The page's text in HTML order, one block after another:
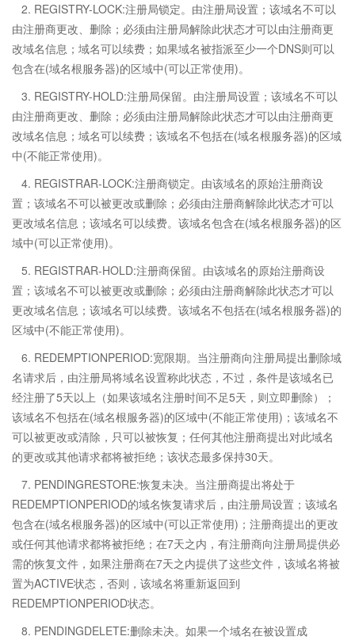
2. REGISTRY-LOCK:注册局锁定。由注册局设置；该域名不可以
由注册商更改、删除；必须由注册局解除此状态才可以由注册商更
改域名信息；域名可以续费；如果域名被指派至少一个DNS则可以
包含在(域名根服务器)的区域中(可以正常使用)。
3. REGISTRY-HOLD:注册局保留。由注册局设置；该域名不可以
由注册商更改、删除；必须由注册局解除此状态才可以由注册商更
改域名信息；域名可以续费；该域名不包括在(域名根服务器)的区域
中(不能正常使用)。
4. REGISTRAR-LOCK:注册商锁定。由该域名的原始注册商设
置；该域名不可以被更改或删除；必须由注册商解除此状态才可以
更改域名信息；该域名可以续费。该域名包含在(域名根服务器)的区
域中(可以正常使用)。
5. REGISTRAR-HOLD:注册商保留。由该域名的原始注册商设
置；该域名不可以被更改或删除；必须由注册商解除此状态才可以
更改域名信息；该域名可以续费。该域名不包括在(域名根服务器)的
区域中(不能正常使用)。
6. REDEMPTIONPERIOD:宽限期。当注册商向注册局提出删除域
名请求后，由注册局将域名设置称此状态，不过，条件是该域名已
经注册了5天以上（如果该域名注册时间不足5天，则立即删除）；
该域名不包括在(域名根服务器)的区域中(不能正常使用)；该域名不
可以被更改或清除，只可以被恢复；任何其他注册商提出对此域名
的更改或其他请求都将被拒绝；该状态最多保持30天。
7. PENDINGRESTORE:恢复未决。当注册商提出将处于
REDEMPTIONPERIOD的域名恢复请求后，由注册局设置；该域名
包含在(域名根服务器)的区域中(可以正常使用)；注册商提出的更改
或任何其他请求都将被拒绝；在7天之内，有注册商向注册局提供必
需的恢复文件，如果注册商在7天之内提供了这些文件，该域名将被
置为ACTIVE状态，否则，该域名将重新返回到
REDEMPTIONPERIOD状态。
8. PENDINGDELETE:删除未决。如果一个域名在被设置成